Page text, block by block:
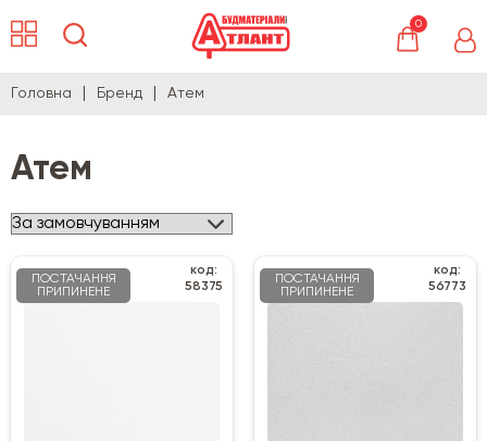
0
Головна Бренд Атем
Атем
ПОСТАЧАННЯ
ПРИПИНЕНЕ
код:
58375
ПОСТАЧАННЯ
ПРИПИНЕНЕ
код:
56773